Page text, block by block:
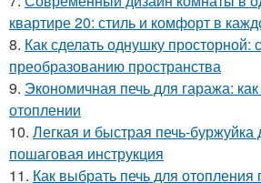
квартире 20: стиль и комфорт в
8. Как сделать однушку просторной:
преобразованию пространства
9. Экономичная печь для гаража:
отоплении
10. Легкая и быстрая печь-буржуйка
пошаговая инструкция
11. Как выбрать печь для отопления